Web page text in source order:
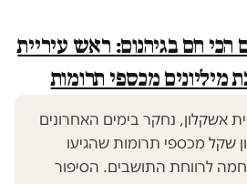
חם בגיהנום: ראש עיריית
מיליונים מכספי תרומות
אשקלון, נחקר בימים האחרונים
26 מיליון שקל מכספי תרומות שהגיעו
לרווחת התושבים. הסיפור